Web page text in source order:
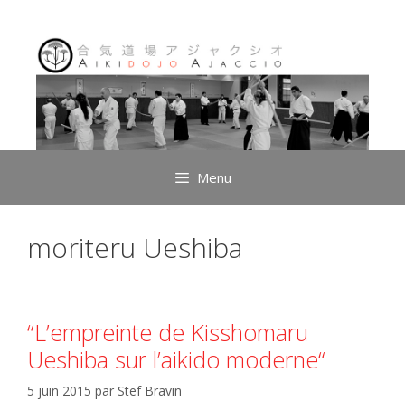
contenu
Menu
moriteru Ueshiba
“L’empreinte de Kisshomaru
Ueshiba sur l’aikido moderne“
5 juin 2015 par Stef Bravin